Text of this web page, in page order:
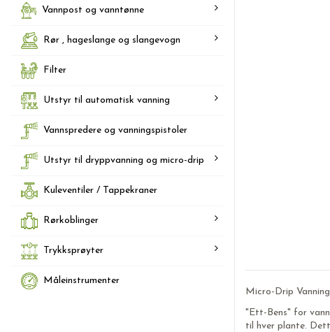
Micro-Drip
"Ett-Bens" for
til hver plante.
Vannpost og vanntønne
Rør , hageslange og slangevogn
Filter
Utstyr til automatisk vanning
Vannspredere og vanningspistoler
Utstyr til dryppvanning og micro-drip
Kuleventiler / Tappekraner
Rørkoblinger
Trykksprøyter
Måleinstrumenter